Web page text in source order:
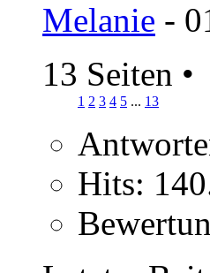
Melanie -
13 Seiten •
1 2 3 4 5 ... 13
Hits: